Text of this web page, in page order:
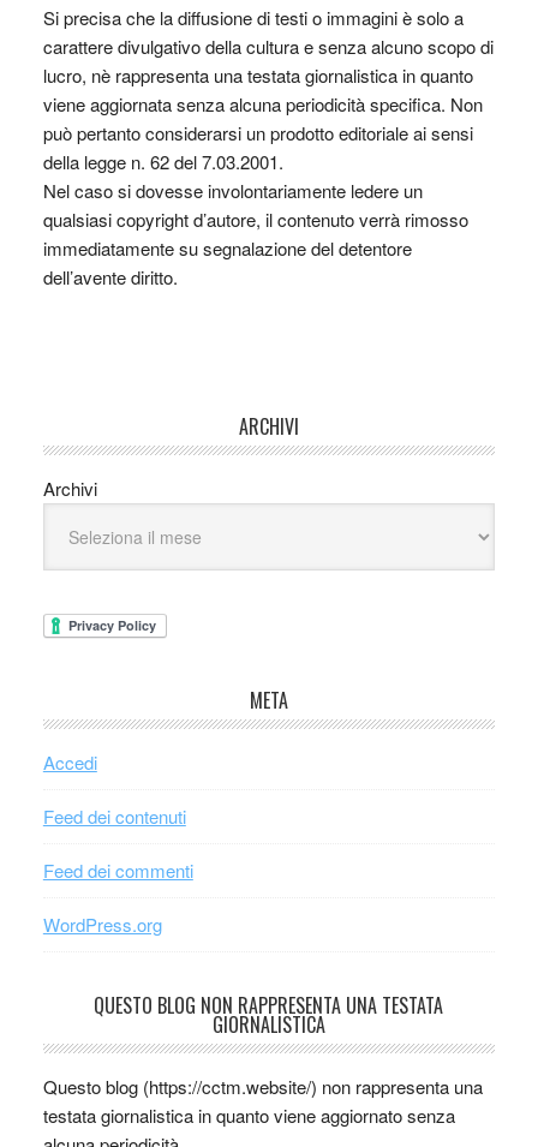
Si precisa che la diffusione di testi o immagini è solo a
carattere divulgativo della cultura e senza alcuno scopo di
lucro, nè rappresenta una testata giornalistica in quanto
viene aggiornata senza alcuna periodicità specifica. Non
può pertanto considerarsi un prodotto editoriale ai sensi
della legge n. 62 del 7.03.2001.
Nel caso si dovesse involontariamente ledere un
qualsiasi copyright d’autore, il contenuto verrà rimosso
immediatamente su segnalazione del detentore
dell’avente diritto.
ARCHIVI
Archivi
META
Accedi
Feed dei contenuti
Feed dei commenti
WordPress.org
QUESTO BLOG NON RAPPRESENTA UNA TESTATA
GIORNALISTICA
Questo blog (https://cctm.website/) non rappresenta una
testata giornalistica in quanto viene aggiornato senza